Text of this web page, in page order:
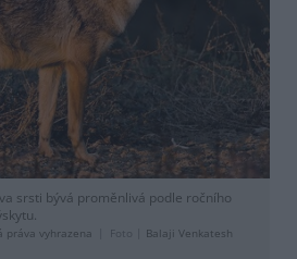
srsti bývá proměnlivá podle ročního
práva vyhrazena Foto |
Balaji Venkatesh